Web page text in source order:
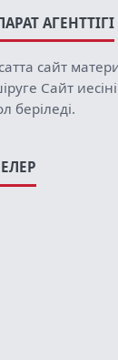
АГЕНТТІГІ
сайт
Сайт
беріледі.